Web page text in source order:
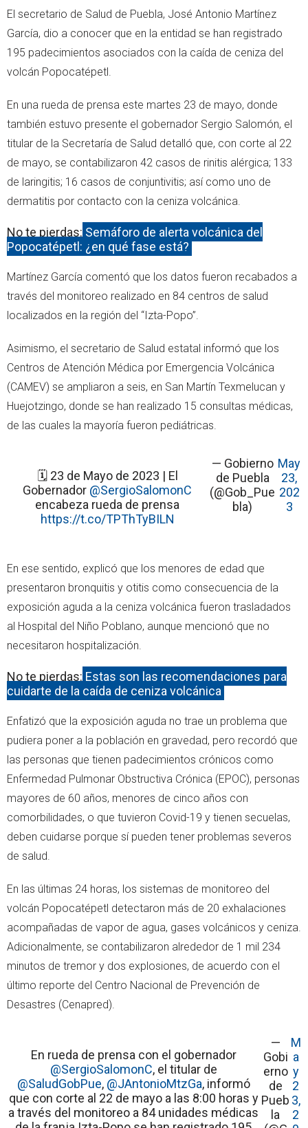
El secretario de Salud de Puebla, José Antonio Martínez
García, dio a conocer que en la entidad se han registrado
195 padecimientos asociados con la caída de ceniza del
volcán Popocatépetl.
En una rueda de prensa este martes 23 de mayo, donde
también estuvo presente el gobernador Sergio Salomón, el
titular de la Secretaría de Salud detalló que, con corte al 22
de mayo, se contabilizaron 42 casos de rinitis alérgica; 133
de laringitis; 16 casos de conjuntivitis; así como uno de
dermatitis por contacto con la ceniza volcánica.
No te pierdas: Semáforo de alerta volcánica del
Popocatépetl: ¿en qué fase está?
Martínez García comentó que los datos fueron recabados a
través del monitoreo realizado en 84 centros de salud
localizados en la región del “Izta-Popo”.
Asimismo, el secretario de Salud estatal informó que los
Centros de Atención Médica por Emergencia Volcánica
(CAMEV) se ampliaron a seis, en San Martín Texmelucan y
Huejotzingo, donde se han realizado 15 consultas médicas,
de las cuales la mayoría fueron pediátricas.
🗓 23 de Mayo de 2023 | El
Gobernador @SergioSalomonC
encabeza rueda de prensa
https://t.co/TPThTyBILN
— Gobierno
de Puebla
(@Gob_Pue
bla)
May
23,
202
3
En ese sentido, explicó que los menores de edad que
presentaron bronquitis y otitis como consecuencia de la
exposición aguda a la ceniza volcánica fueron trasladados
al Hospital del Niño Poblano, aunque mencionó que no
necesitaron hospitalización.
No te pierdas: Estas son las recomendaciones para
cuidarte de la caída de ceniza volcánica
Enfatizó que la exposición aguda no trae un problema que
pudiera poner a la población en gravedad, pero recordó que
las personas que tienen padecimientos crónicos como
Enfermedad Pulmonar Obstructiva Crónica (EPOC), personas
mayores de 60 años, menores de cinco años con
comorbilidades, o que tuvieron Covid-19 y tienen secuelas,
deben cuidarse porque sí pueden tener problemas severos
de salud.
En las últimas 24 horas, los sistemas de monitoreo del
volcán Popocatépetl detectaron más de 20 exhalaciones
acompañadas de vapor de agua, gases volcánicos y ceniza.
Adicionalmente, se contabilizaron alrededor de 1 mil 234
minutos de tremor y dos explosiones, de acuerdo con el
último reporte del Centro Nacional de Prevención de
Desastres (Cenapred).
En rueda de prensa con el gobernador
@SergioSalomonC, el titular de
@SaludGobPue, @JAntonioMtzGa, informó
que con corte al 22 de mayo a las 8:00 horas y
a través del monitoreo a 84 unidades médicas
—
Gobi
erno
de
Pueb
la
M
a
y
2
3,
2